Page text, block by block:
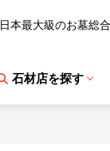
日本最大級のお墓総
石材店を探す